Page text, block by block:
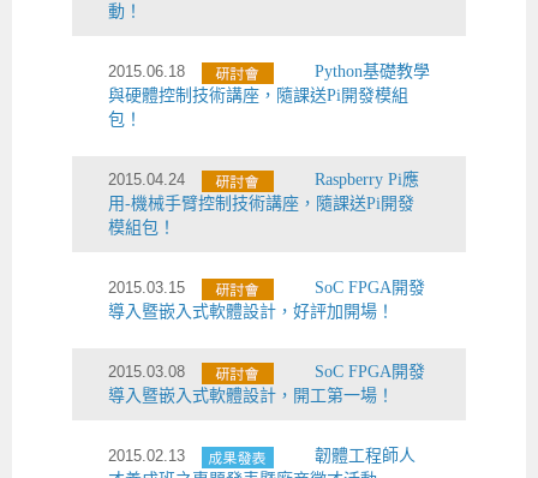
動！
2015.06.18
Python基礎教學
與硬體控制技術講座，隨課送Pi開發模組
包！
2015.04.24
Raspberry Pi應
用-機械手臂控制技術講座，隨課送Pi開發
模組包！
2015.03.15
SoC FPGA開發
導入暨嵌入式軟體設計，好評加開場！
2015.03.08
SoC FPGA開發
導入暨嵌入式軟體設計，開工第一場！
2015.02.13
韌體工程師人